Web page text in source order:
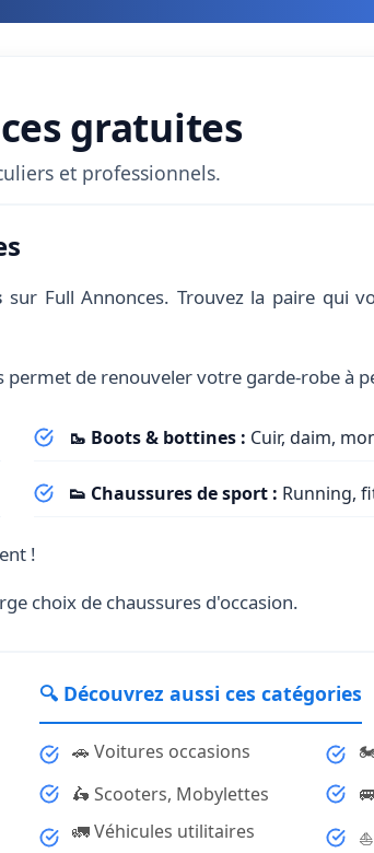
gratuites
et professionnels.
sur Full Annonces. Trouvez la paire qui
permet de renouveler votre garde-robe à
🥾 Boots & bottines : Cuir, daim,
👟 Chaussures de sport : Running,
!
choix de chaussures d'occasion.
🔍 Découvrez aussi ces catégories
🚗 Voitures occasions
🛵 Scooters, Mobylettes
🚛 Véhicules utilitaires